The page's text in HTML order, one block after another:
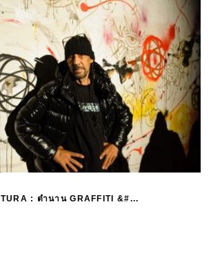
: ตำนาน GRAFFITI &#...